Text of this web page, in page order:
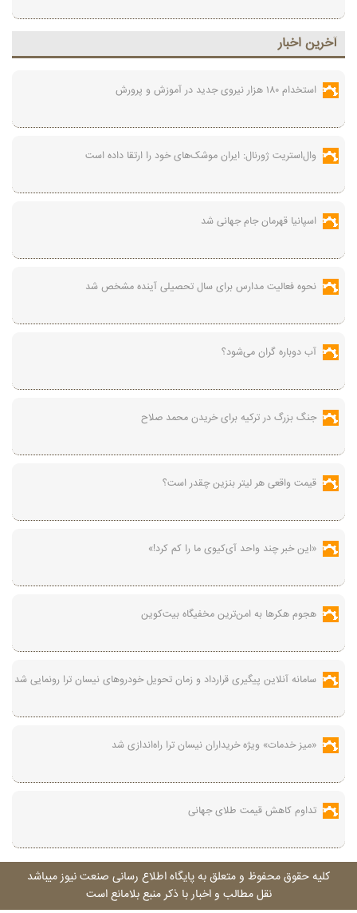
آخرين اخبار
استخدام ۱۸۰ هزار نیروی جدید در آموزش‌ و پرورش
وال‌استریت ژورنال: ایران موشک‌های خود را ارتقا داده است
اسپانیا قهرمان جام جهانی شد
نحوه فعالیت مدارس برای سال تحصیلی آینده مشخص شد
آب دوباره گران می‌شود؟
جنگ بزرگ در ترکیه برای خریدن محمد صلاح
قیمت واقعی هر لیتر بنزین چقدر است؟
«این خبر چند واحد آی‌کیوی ما را کم کرد!»
هجوم هکرها به امن‌ترین مخفیگاه بیت‌کوین
سامانه آنلاین پیگیری قرارداد‌ و زمان تحویل خودرو‌های نیسان ترا رونمایی شد
«میز خدمات» ویژه خریداران نیسان ترا راه‌اندازی شد
تداوم کاهش قیمت طلای جهانی
کليه حقوق محفوظ و متعلق به پايگاه اطلاع رسانی صنعت نيوز ميباشد
نقل مطالب و اخبار با ذکر منبع بلامانع است